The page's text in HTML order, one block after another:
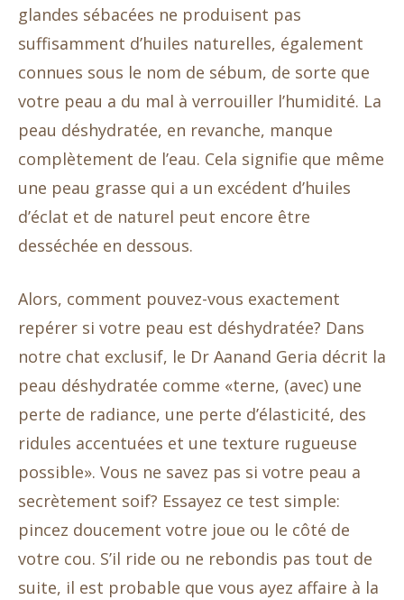
glandes sébacées ne produisent pas
suffisamment d’huiles naturelles, également
connues sous le nom de sébum, de sorte que
votre peau a du mal à verrouiller l’humidité. La
peau déshydratée, en revanche, manque
complètement de l’eau. Cela signifie que même
une peau grasse qui a un excédent d’huiles
d’éclat et de naturel peut encore être
desséchée en dessous.
Alors, comment pouvez-vous exactement
repérer si votre peau est déshydratée? Dans
notre chat exclusif, le Dr Aanand Geria décrit la
peau déshydratée comme «terne, (avec) une
perte de radiance, une perte d’élasticité, des
ridules accentuées et une texture rugueuse
possible». Vous ne savez pas si votre peau a
secrètement soif? Essayez ce test simple:
pincez doucement votre joue ou le côté de
votre cou. S’il ride ou ne rebondis pas tout de
suite, il est probable que vous ayez affaire à la